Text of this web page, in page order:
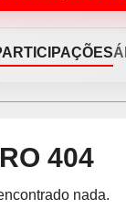
404
nada.